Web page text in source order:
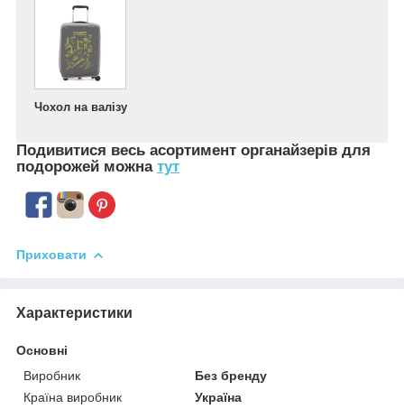
Чохол на валізу
Подивитися весь асортимент органайзерів для
подорожей можна тут
Приховати
Характеристики
Основні
Виробник
Без бренду
Країна виробник
Україна